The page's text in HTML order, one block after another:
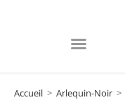
Accueil > Arlequin-Noir >